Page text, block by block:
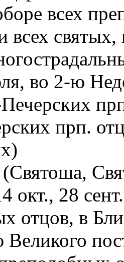
всех
всех
во 2-ю
прп.
(Святоша,
окт., 28
отцов, в